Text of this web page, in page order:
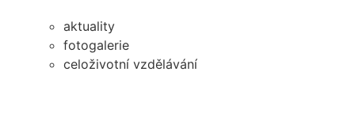
aktuality
fotogalerie
celoživotní vzdělávání